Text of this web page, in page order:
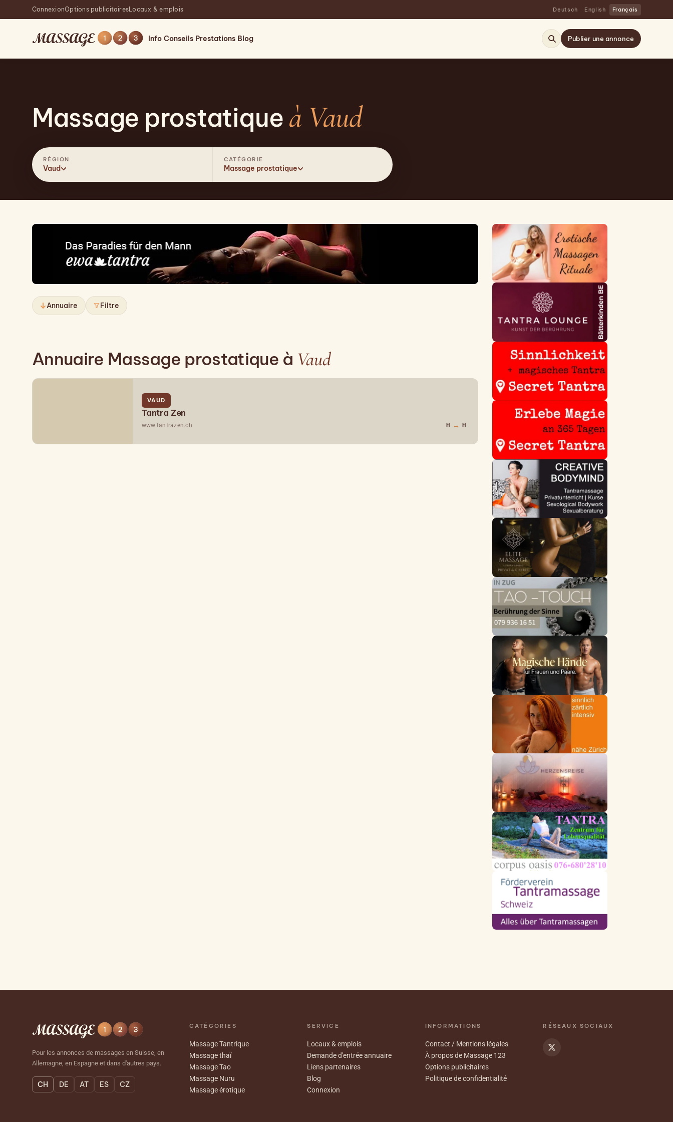
ConnexionOptions publicitairesLocaux & emplois Deutsch English Français
Info Conseils Prestations Blog Publier une annonce
Massage prostatique à Vaud
RÉGION
Vaud
CATÉGORIE
Massage prostatique
Annuaire Filtre
Annuaire Massage prostatique à Vaud
VAUD
Tantra Zen
www.tantrazen.ch H → H
Pour les annonces de massages en Suisse, en
Allemagne, en Espagne et dans d'autres pays.
CH DE AT ES CZ
CATÉGORIES
Massage Tantrique
Massage thaï
Massage Tao
Massage Nuru
Massage érotique
SERVICE
Locaux & emplois
Demande d'entrée annuaire
Liens partenaires
Blog
Connexion
INFORMATIONS
Contact / Mentions légales
À propos de Massage 123
Options publicitaires
Politique de confidentialité
RÉSEAUX SOCIAUX